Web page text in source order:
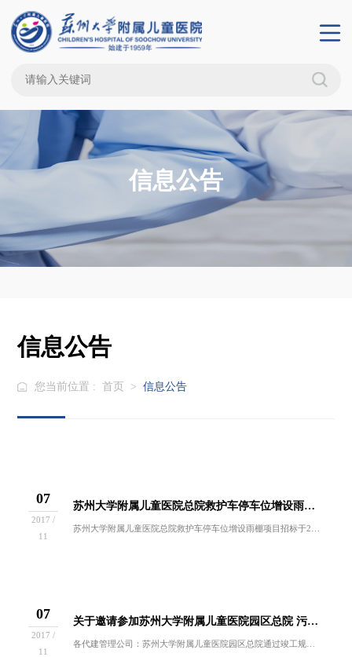
信息公告
信息公告
您当前位置 : 首页 > 信息公告
07
2017 /
11
苏州大学附属儿童医院总院救护车停车位增设雨棚项目中标结果公示
苏州大学附属儿童医院总院救护车停车位增设雨棚项目招标于2017年11月3日进行，医院招投标小组按规定程序进行开标，现就本次招标的中标结果公布...
07
2017 /
11
关于邀请参加苏州大学附属儿童医院园区总院 污水处理站迁建项目代建公司确定招标邀请函
各代建管理公司：苏州大学附属儿童医院园区总院通过竣工规划核实，已于2015年6月投入使用。因园区总院污水处理站设在医院内西北角，对其北部规划...